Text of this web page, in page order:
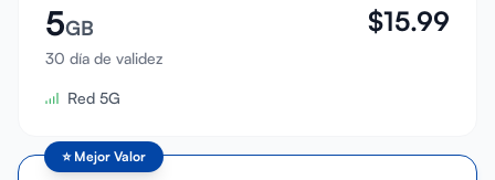
5GB
30 día de validez
$15.99
Red 5G
⭐ Mejor Valor